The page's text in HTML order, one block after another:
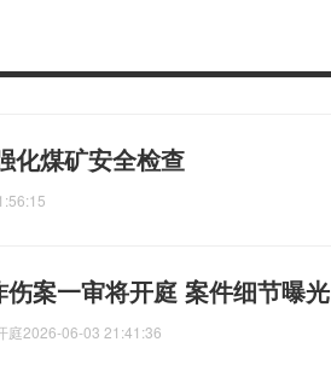
化煤矿安全检查
案一审将开庭 案件细节曝光
庭2026-06-03 21:41:36